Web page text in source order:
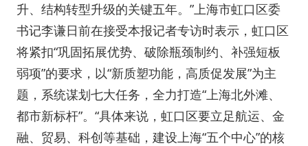
升、结构转型升级的关键五年。”上海市虹口区委
书记李谦日前在接受本报记者专访时表示，虹口区
将紧扣“巩固拓展优势、破除瓶颈制约、补强短板
弱项”的要求，以“新质塑功能，高质促发展”为主
题，系统谋划七大任务，全力打造“上海北外滩、
都市新标杆”。“具体来说，虹口区要立足航运、金
融、贸易、科创等基础，建设上海“五个中心”的核